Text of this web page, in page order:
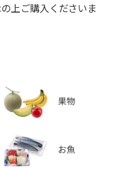
上ご購入くださいま